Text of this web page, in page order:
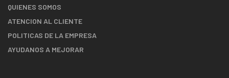
QUIENES SOMOS
ATENCION AL CLIENTE
POLITICAS DE LA EMPRESA
AYUDANOS A MEJORAR